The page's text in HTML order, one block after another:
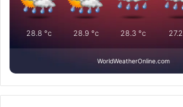
28.8 °c 28.9 °c 28.3 °c 27.2
WorldWeatherOnline.com